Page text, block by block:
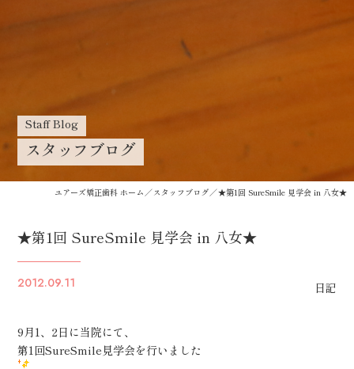
Staff Blog
スタッフブログ
ユアーズ矯正歯科 ホーム スタッフブログ ★第1回 SureSmile 見学会 in 八女★
★第1回 SureSmile 見学会 in 八女★
2012.09.11 日記
9月1、2日に当院にて、
第1回SureSmile見学会を行いました